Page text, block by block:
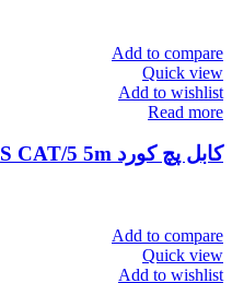
Add to compare
Quick view
Add to wishlist
Read more
کابل پچ کورد P_NET PLUS CAT/5 5m
Add to compare
Quick view
Add to wishlist